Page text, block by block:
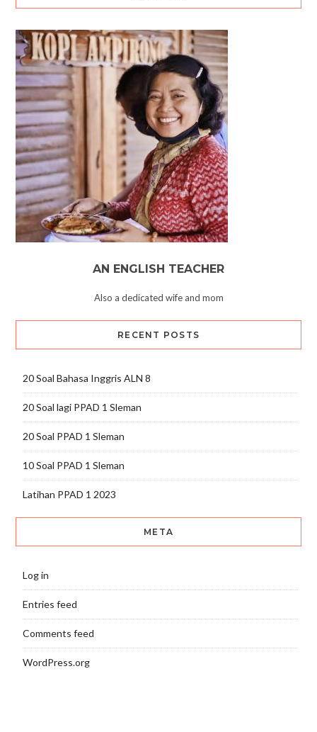
AN ENGLISH TEACHER
Also a dedicated wife and mom
RECENT POSTS
20 Soal Bahasa Inggris ALN 8
20 Soal lagi PPAD 1 Sleman
20 Soal PPAD 1 Sleman
10 Soal PPAD 1 Sleman
Latihan PPAD 1 2023
META
Log in
Entries feed
Comments feed
WordPress.org